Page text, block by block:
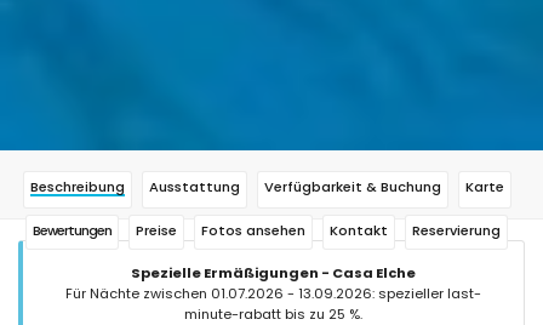
Beschreibung Ausstattung Verfügbarkeit & Buchung Karte
Bewertungen Preise Fotos ansehen Kontakt Reservierung
Spezielle Ermäßigungen - Casa Elche
Für Nächte zwischen 01.07.2026 - 13.09.2026: spezieller last-
minute-rabatt bis zu 25 %.